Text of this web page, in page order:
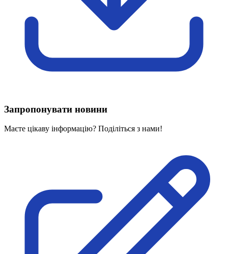
Харківська область
Херсонська область
Хмельницька область
Вивчаємо жестову мову
Дитяча сторінка
Новини про жестову мову
Проєкт "Жестова мова для поліцейських"
На допомогу військовим
Медична термінологія жестовою мовою
Нормативна база УТОГ
Конвенція ООН
Запропонувати новини
Маєте цікаву інформацію? Поділіться з нами!